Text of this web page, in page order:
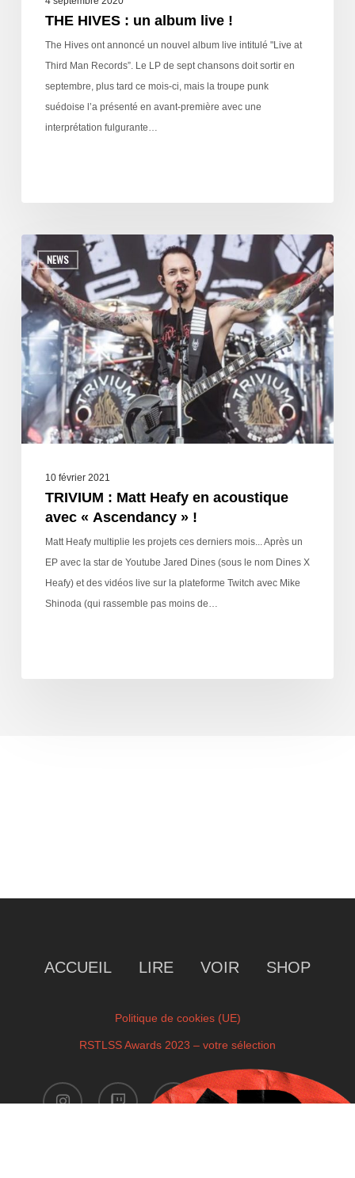
THE HIVES : un album live !
The Hives ont annoncé un nouvel album live intitulé "Live at
Third Man Records”. Le LP de sept chansons doit sortir en
septembre, plus tard ce mois-ci, mais la troupe punk
suédoise l’a présenté en avant-première avec une
interprétation fulgurante…
NEWS
10 février 2021
TRIVIUM : Matt Heafy en acoustique
avec « Ascendancy » !
Matt Heafy multiplie les projets ces derniers mois... Après un
EP avec la star de Youtube Jared Dines (sous le nom Dines X
Heafy) et des vidéos live sur la plateforme Twitch avec Mike
Shinoda (qui rassemble pas moins de…
ACCUEIL LIRE VOIR SHOP
Politique de cookies (UE)
RSTLSS Awards 2023 – votre sélection
instagram twitch facebook youtube
x-
twitter